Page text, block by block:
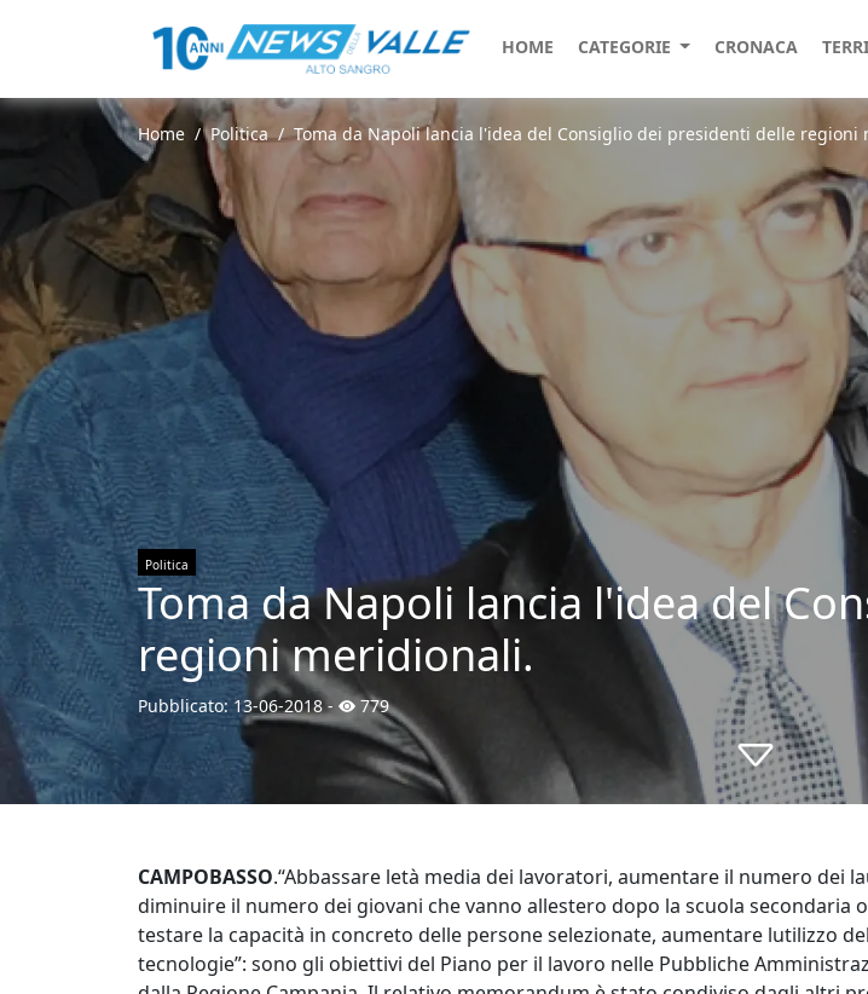
HOME CATEGORIE CRONACA
Home Politica Toma da Napoli lancia l'idea del Consiglio dei presidenti delle regioni
Politica
Toma da Napoli lancia l'idea del
regioni meridionali.
Pubblicato: 13-06-2018 - 779
CAMPOBASSO.“Abbassare letà media dei lavoratori, aumentare il numero dei
diminuire il numero dei giovani che vanno allestero dopo la scuola secondaria
testare la capacità in concreto delle persone selezionate, aumentare lutilizzo
tecnologie”: sono gli obiettivi del Piano per il lavoro nelle Pubbliche